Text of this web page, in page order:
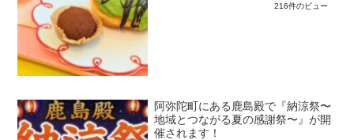
216件のビュー
阿弥陀町にある鹿島殿で『納涼祭〜
地域とつながる夏の感謝祭〜』が開
催されます！